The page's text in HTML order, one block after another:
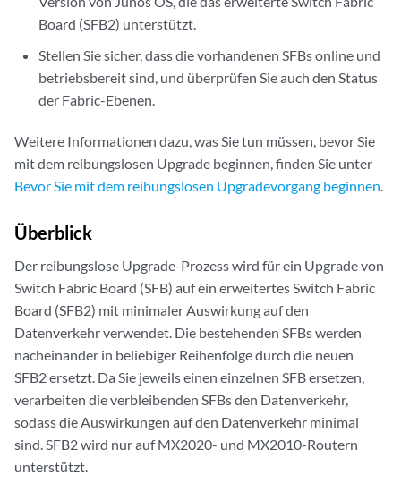
      FPC 13
          PFE 0 :Links ok
      FPC 14
          PFE 0 :Links ok
          PFE 1 :Links ok
          PFE 3 :Links ok
      FPC 16
          PFE 0 :Links ok
          PFE 0 :Links ok
          PFE 1 :Links ok
      FPC 18
      FPC 19
          PFE 0 :Links ok
          PFE 1 :Links ok
          PFE 2 :Links ok
          PFE 3 :Links ok
      Plane 0: Plane enabled
      Plane 1: Plane enabled
      Plane 2: Plane enabled
      Plane 3: Plane enabled
      Plane 7: Plane enabled
Board (SFB2) unterstützt.
Stellen Sie sicher, dass die vorhandenen SFBs online und
betriebsbereit sind, und überprüfen Sie auch den Status
der Fabric-Ebenen.
Weitere Informationen dazu, was Sie tun müssen, bevor Sie
mit dem reibungslosen Upgrade beginnen, finden Sie unter
Bevor Sie mit dem reibungslosen Upgradevorgang beginnen
Überblick
Der reibungslose Upgrade-Prozess wird für ein Upgrade von
Switch Fabric Board (SFB) auf ein erweitertes Switch Fabric
Board (SFB2) mit minimaler Auswirkung auf den
Datenverkehr verwendet. Die bestehenden SFBs werden
nacheinander in beliebiger Reihenfolge durch die neuen
SFB2 ersetzt. Da Sie jeweils einen einzelnen SFB ersetzen,
verarbeiten die verbleibenden SFBs den Datenverkehr,
sodass die Auswirkungen auf den Datenverkehr minimal
sind. SFB2 wird nur auf MX2020- und MX2010-Routern
unterstützt.